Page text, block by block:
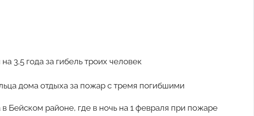
3,5 года за гибель троих человек
Бейском районе, где в ночь на 1 февраля при пожаре